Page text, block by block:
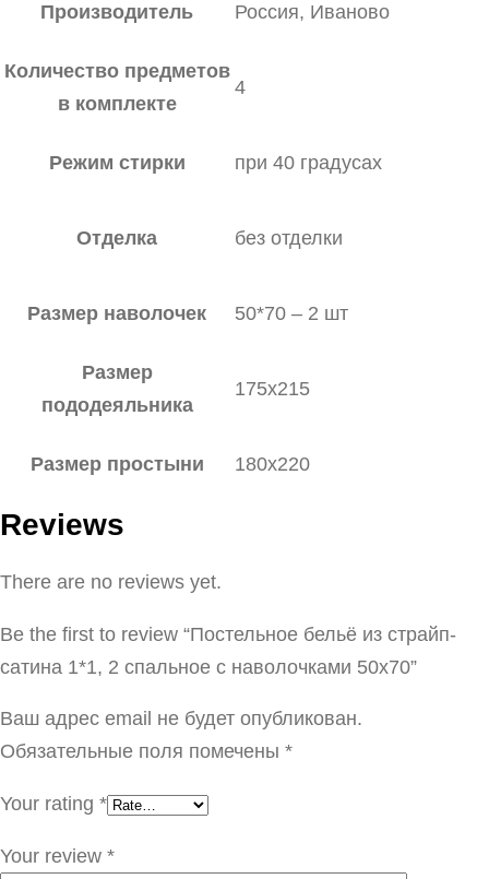
Производитель Россия, Иваново
Количество предметов
в комплекте
4
Режим стирки при 40 градусах
Отделка без отделки
Размер наволочек 50*70 – 2 шт
Размер
пододеяльника
175х215
Размер простыни 180х220
Reviews
There are no reviews yet.
Be the first to review “Постельное бельё из страйп-
сатина 1*1, 2 спальное с наволочками 50х70”
Ваш адрес email не будет опубликован.
Обязательные поля помечены *
Your rating *
Your review *